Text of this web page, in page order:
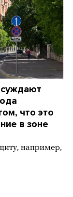
что это
в зоне
например,